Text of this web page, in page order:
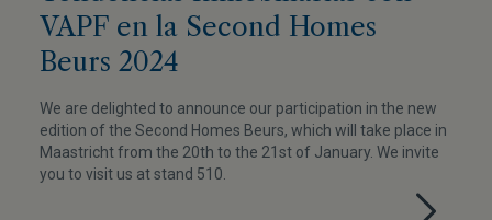
VAPF en la Second Homes
Beurs 2024
We are delighted to announce our participation in the new
edition of the Second Homes Beurs, which will take place in
Maastricht from the 20th to the 21st of January. We invite
you to visit us at stand 510.